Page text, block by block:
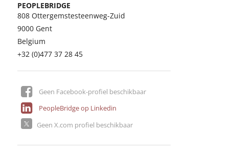
PEOPLEBRIDGE
808 Ottergemstesteenweg-Zuid
9000 Gent
Belgium
+32 (0)477 37 28 45
Geen Facebook-profiel beschikbaar
PeopleBridge op Linkedin
Geen X.com profiel beschikbaar